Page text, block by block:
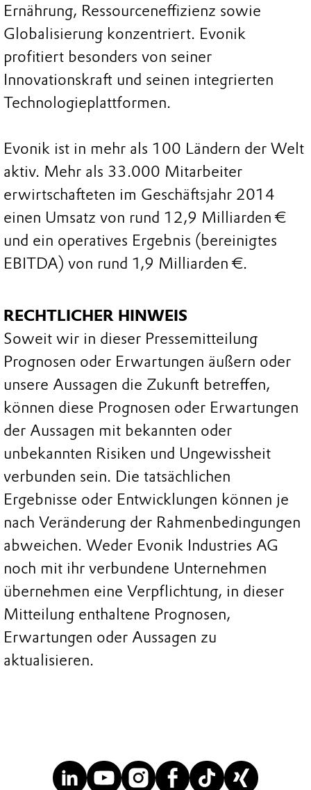
Ernährung, Ressourceneffizienz sowie
Globalisierung konzentriert. Evonik
profitiert besonders von seiner
Innovationskraft und seinen integrierten
Technologieplattformen.
Evonik ist in mehr als 100 Ländern der Welt
aktiv. Mehr als 33.000 Mitarbeiter
erwirtschafteten im Geschäftsjahr 2014
einen Umsatz von rund 12,9 Milliarden €
und ein operatives Ergebnis (bereinigtes
EBITDA) von rund 1,9 Milliarden €.
RECHTLICHER HINWEIS
Soweit wir in dieser Pressemitteilung
Prognosen oder Erwartungen äußern oder
unsere Aussagen die Zukunft betreffen,
können diese Prognosen oder Erwartungen
der Aussagen mit bekannten oder
unbekannten Risiken und Ungewissheit
verbunden sein. Die tatsächlichen
Ergebnisse oder Entwicklungen können je
nach Veränderung der Rahmenbedingungen
abweichen. Weder Evonik Industries AG
noch mit ihr verbundene Unternehmen
übernehmen eine Verpflichtung, in dieser
Mitteilung enthaltene Prognosen,
Erwartungen oder Aussagen zu
aktualisieren.